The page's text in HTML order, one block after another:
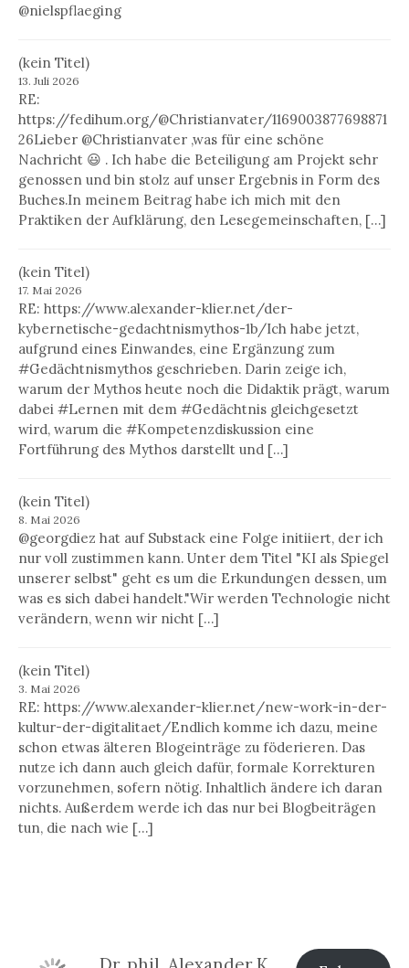
@nielspflaeging
(kein Titel)
13. Juli 2026
RE:
https://fedihum.org/@Christianvater/1169003877698871
26Lieber @Christianvater ,was für eine schöne
Nachricht 😃 . Ich habe die Beteiligung am Projekt sehr
genossen und bin stolz auf unser Ergebnis in Form des
Buches.In meinem Beitrag habe ich mich mit den
Praktiken der Aufklärung, den Lesegemeinschaften, […]
(kein Titel)
17. Mai 2026
RE: https://www.alexander-klier.net/der-
kybernetische-gedachtnismythos-1b/Ich habe jetzt,
aufgrund eines Einwandes, eine Ergänzung zum
#Gedächtnismythos geschrieben. Darin zeige ich,
warum der Mythos heute noch die Didaktik prägt, warum
dabei #Lernen mit dem #Gedächtnis gleichgesetzt
wird, warum die #Kompetenzdiskussion eine
Fortführung des Mythos darstellt und […]
(kein Titel)
8. Mai 2026
@georgdiez hat auf Substack eine Folge initiiert, der ich
nur voll zustimmen kann. Unter dem Titel "KI als Spiegel
unserer selbst" geht es um die Erkundungen dessen, um
was es sich dabei handelt."Wir werden Technologie nicht
verändern, wenn wir nicht […]
(kein Titel)
3. Mai 2026
RE: https://www.alexander-klier.net/new-work-in-der-
kultur-der-digitalitaet/Endlich komme ich dazu, meine
schon etwas älteren Blogeinträge zu föderieren. Das
nutze ich dann auch gleich dafür, formale Korrekturen
vorzunehmen, sofern nötig. Inhaltlich ändere ich daran
nichts. Außerdem werde ich das nur bei Blogbeiträgen
tun, die nach wie […]